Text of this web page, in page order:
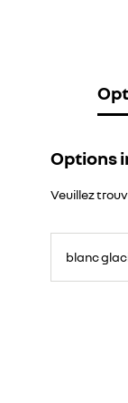
Options
Veuillez
blanc